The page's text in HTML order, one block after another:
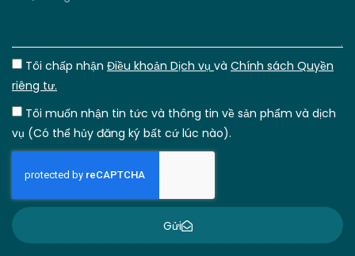
Tôi chấp nhận Điều khoản Dịch vụ và Chính sách Quyền
riêng tư.
Tôi muốn nhận tin tức và thông tin về sản phẩm và dịch
vụ (Có thể hủy đăng ký bất cứ lúc nào).
Gửi